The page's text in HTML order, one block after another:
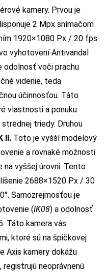
kamery. Prvou je
2 Mpx snímačom
1920×1080 Px / 20 fps
vyhotovení Antivandal
odolnosť voči prachu
videnie, teda
účinnosťou. Táto
vlastnosti a ponuku
triedy. Druhou
II. Toto je vyšší modelový
a rovnaké možnosti
na vyššej úrovni. Tento
2688×1520 Px / 30
Samozrejmosťou je
(IK08) a odolnosť
Táto kamera vás
ktoré sú na špičkovej
Axis kamery dokážu
neoprávnenú